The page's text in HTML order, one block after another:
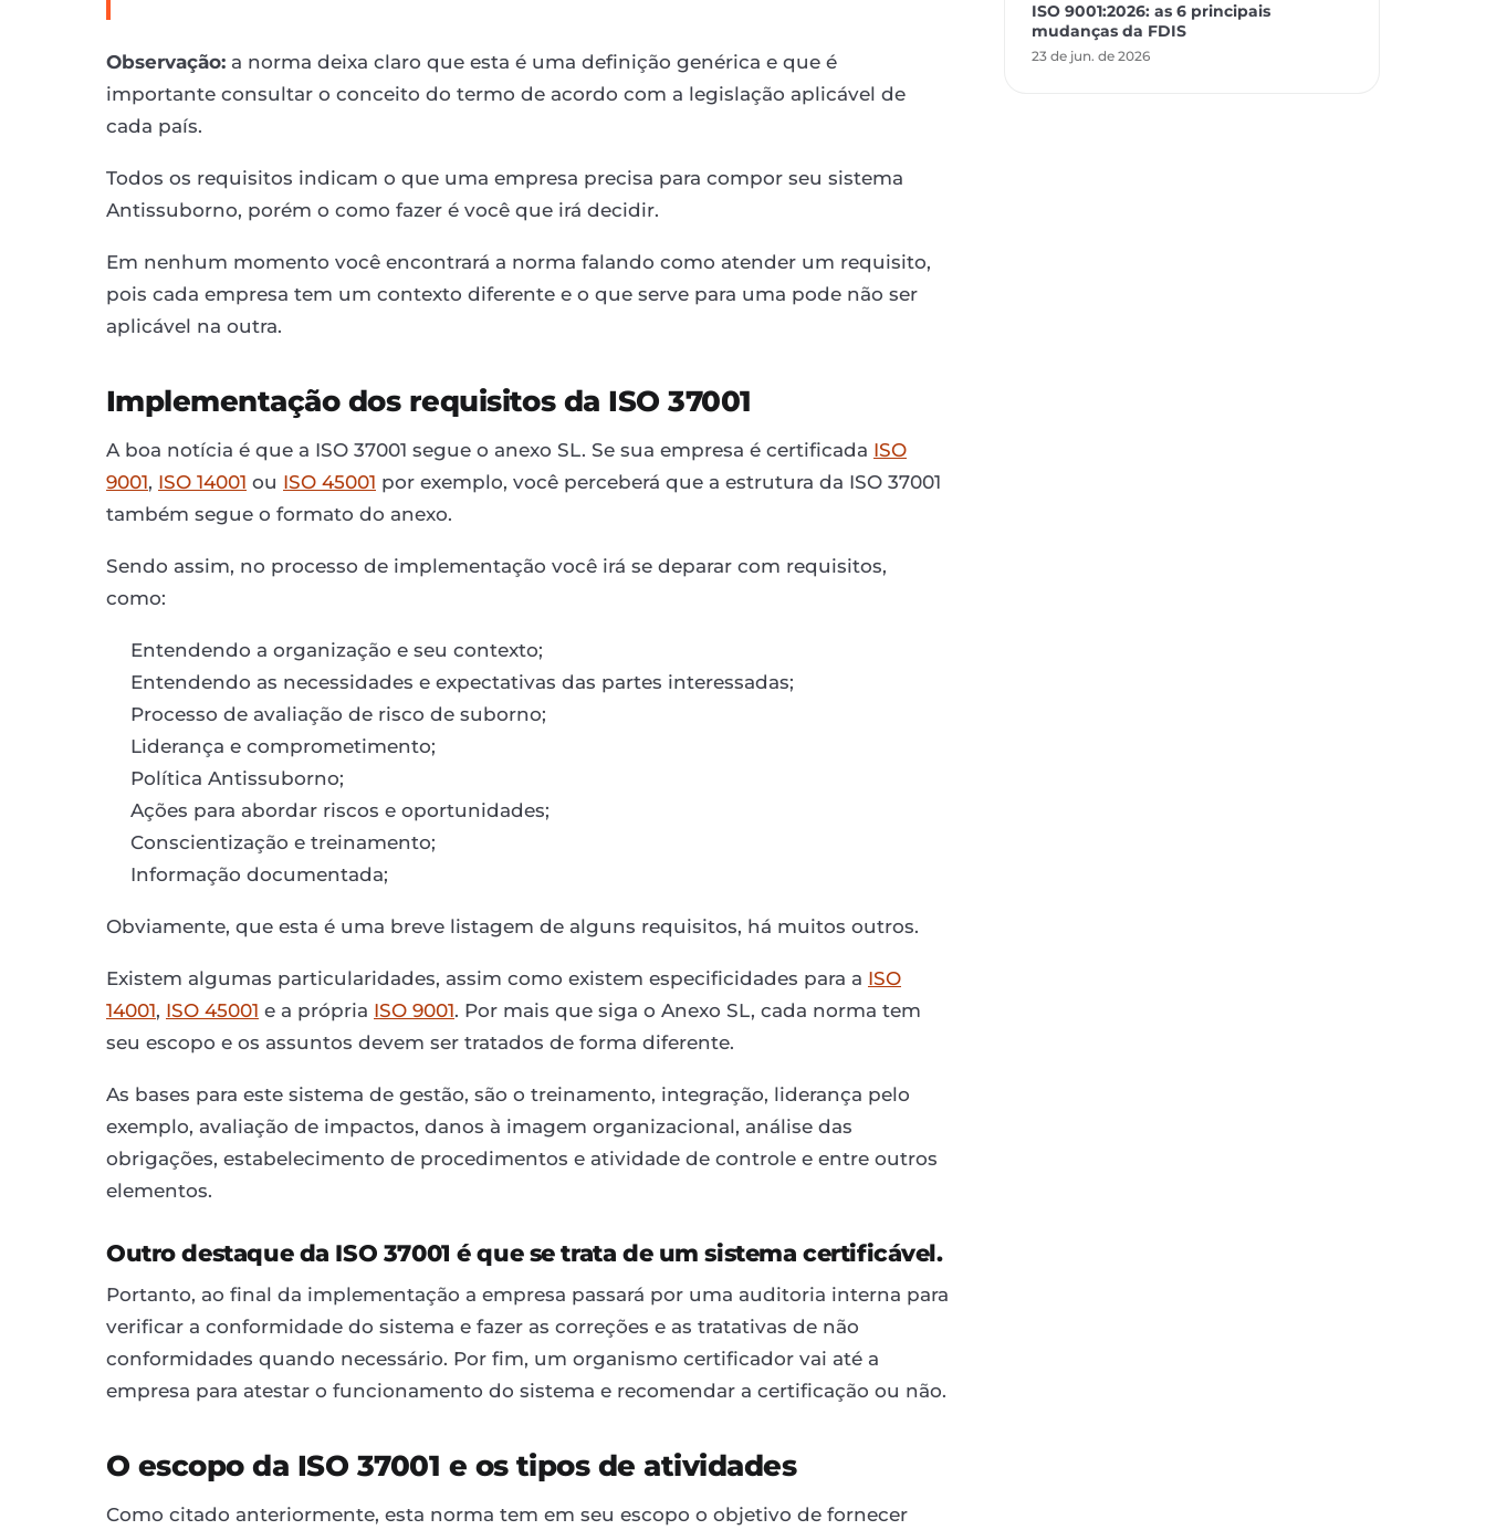
Observação: a norma deixa claro que esta é uma definição genérica e que é
importante consultar o conceito do termo de acordo com a legislação aplicável de
cada país.
Todos os requisitos indicam o que uma empresa precisa para compor seu sistema
Antissuborno, porém o como fazer é você que irá decidir.
Em nenhum momento você encontrará a norma falando como atender um requisito,
pois cada empresa tem um contexto diferente e o que serve para uma pode não ser
aplicável na outra.
Implementação dos requisitos da ISO 37001
A boa notícia é que a ISO 37001 segue o anexo SL. Se sua empresa é certificada ISO
9001, ISO 14001 ou ISO 45001 por exemplo, você perceberá que a estrutura da ISO 37001
também segue o formato do anexo.
Sendo assim, no processo de implementação você irá se deparar com requisitos,
como:
Entendendo a organização e seu contexto;
Entendendo as necessidades e expectativas das partes interessadas;
Processo de avaliação de risco de suborno;
Liderança e comprometimento;
Política Antissuborno;
Ações para abordar riscos e oportunidades;
Conscientização e treinamento;
Informação documentada;
Obviamente, que esta é uma breve listagem de alguns requisitos, há muitos outros.
Existem algumas particularidades, assim como existem especificidades para a ISO
14001, ISO 45001 e a própria ISO 9001. Por mais que siga o Anexo SL, cada norma tem
seu escopo e os assuntos devem ser tratados de forma diferente.
As bases para este sistema de gestão, são o treinamento, integração, liderança pelo
exemplo, avaliação de impactos, danos à imagem organizacional, análise das
obrigações, estabelecimento de procedimentos e atividade de controle e entre outros
elementos.
Outro destaque da ISO 37001 é que se trata de um sistema certificável.
Portanto, ao final da implementação a empresa passará por uma auditoria interna para
verificar a conformidade do sistema e fazer as correções e as tratativas de não
conformidades quando necessário. Por fim, um organismo certificador vai até a
empresa para atestar o funcionamento do sistema e recomendar a certificação ou não.
O escopo da ISO 37001 e os tipos de atividades
Como citado anteriormente, esta norma tem em seu escopo o objetivo de fornecer
ISO 9001:2026: as 6 principais
mudanças da FDIS
23 de jun. de 2026